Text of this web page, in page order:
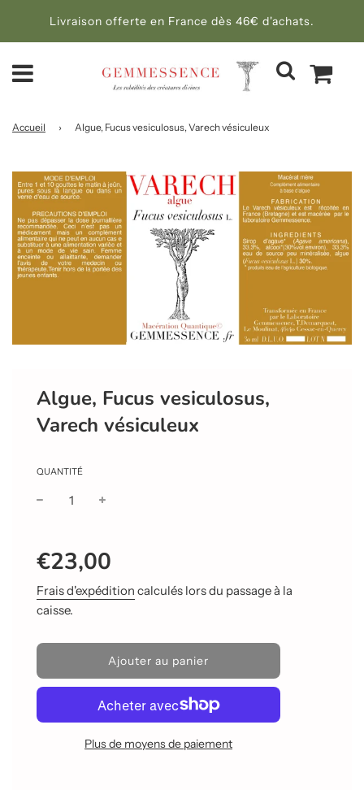
Livraison offerte en France dès 46€ d'achats.
Accueil › Algue, Fucus vesiculosus, Varech vésiculeux
Algue, Fucus vesiculosus,
Varech vésiculeux
QUANTITÉ
réduit
régulier
€23,00
Frais d'expédition calculés lors du passage à la
caisse.
C
a
r
g
e
m
Ajouter au panier
Plus de moyens de paiement